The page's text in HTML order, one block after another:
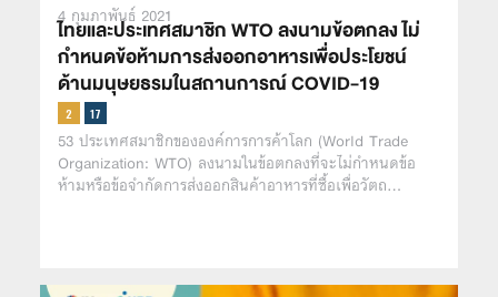
4 กุมภาพันธ์ 2021
ไทยและประเทศสมาชิก WTO ลงนามข้อตกลง ไม่
กำหนดข้อห้ามการส่งออกอาหารเพื่อประโยชน์
ด้านมนุษยธรมในสถานการณ์ COVID-19
53 ประเทศสมาชิกขององค์การการค้าโลก (World Trade
Organization: WTO) ลงนามในข้อตกลงที่จะไม่กำหนดข้อ
ห้ามหรือข้อจำกัดการส่งออกสินค้าอาหารที่ซื้อเพื่อวัตถ…